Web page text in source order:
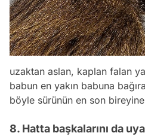
uzaktan aslan, kaplan falan
babun en yakın babuna
böyle sürünün en son
8. Hatta başkalarını da